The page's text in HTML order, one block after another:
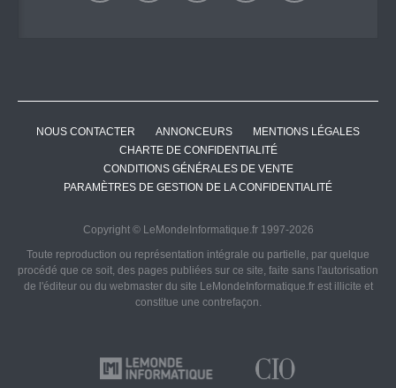
NOUS CONTACTER ANNONCEURS
MENTIONS LÉGALES
CHARTE DE CONFIDENTIALITÉ
CONDITIONS GÉNÉRALES DE VENTE
PARAMÈTRES DE GESTION DE LA CONFIDENTIALITÉ
Copyright © LeMondeInformatique.fr 1997-2026
Toute reproduction ou représentation intégrale ou partielle, par quelque
procédé que ce soit, des pages publiées sur ce site, faite sans l'autorisation
de l'éditeur ou du webmaster du site LeMondeInformatique.fr est illicite et
constitue une contrefaçon.